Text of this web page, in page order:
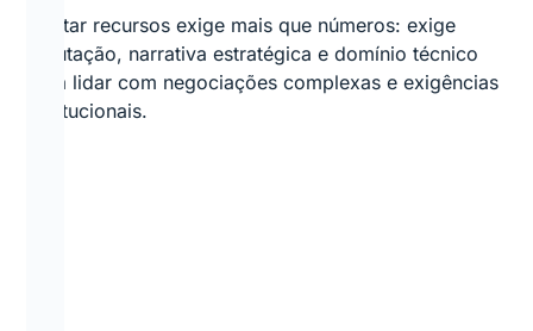
Captar recursos exige mais que números: exige
reputação, narrativa estratégica e domínio técnico
para lidar com negociações complexas e exigências
institucionais.